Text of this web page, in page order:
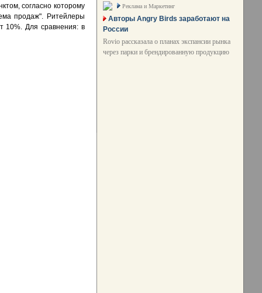
согласно которому
продаж". Ритейлеры
10%. Для сравнения: в
Реклама и Маркетинг
Авторы Angry Birds заработают на
России
Rovio рассказала о планах экспансии рынка
через парки и брендированную продукцию